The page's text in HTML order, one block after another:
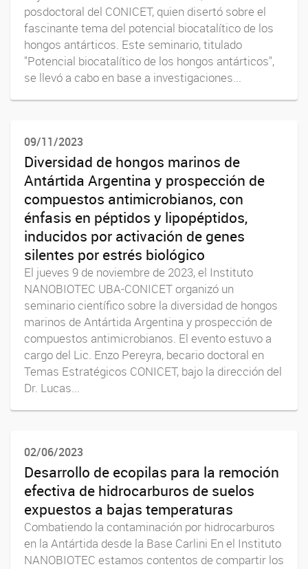
posdoctoral del CONICET, quien disertó sobre el
fascinante tema del potencial biocatalítico de los
hongos antárticos. Este seminario, titulado
"Potencial biocatalítico de los hongos antárticos",
se llevó a cabo en base a investigaciones...
09/11/2023
Diversidad de hongos marinos de
Antártida Argentina y prospección de
compuestos antimicrobianos, con
énfasis en péptidos y lipopéptidos,
inducidos por activación de genes
silentes por estrés biológico
El jueves 9 de noviembre de 2023, el Instituto
NANOBIOTEC UBA-CONICET organizó un
seminario científico sobre la diversidad de hongos
marinos de Antártida Argentina y prospección de
compuestos antimicrobianos. El evento estuvo a
cargo del Lic. Enzo Pereyra, becario doctoral en
Temas Estratégicos CONICET, bajo la dirección del
Dr. Lucas...
02/06/2023
Desarrollo de ecopilas para la remoción
efectiva de hidrocarburos de suelos
expuestos a bajas temperaturas
Combatiendo la contaminación por hidrocarburos
en la Antártida desde la Base Carlini En el Instituto
NANOBIOTEC estamos contentos de compartir los